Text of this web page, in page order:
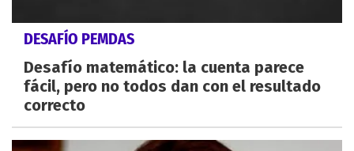
DESAFÍO PEMDAS
Desafío matemático: la cuenta parece
fácil, pero no todos dan con el resultado
correcto